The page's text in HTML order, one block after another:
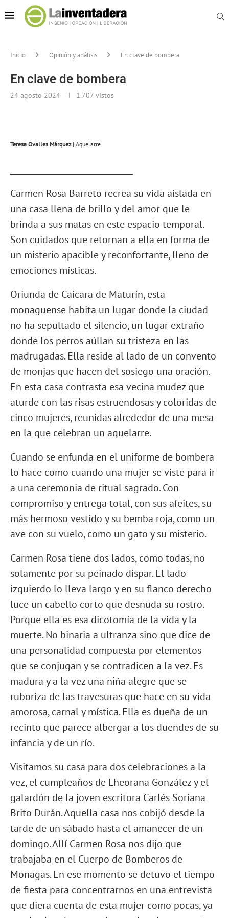
Inicio Opinión y análisis En clave de bombera
En clave de bombera
24 agosto 2024 1.707 vistos
Teresa Ovalles Márquez| Aquelarre
Carmen Rosa Barreto recrea su vida aislada en
una casa llena de brillo y del amor que le
brinda a sus matas en este espacio temporal.
Son cuidados que retornan a ella en forma de
un misterio apacible y reconfortante, lleno de
emociones místicas.
Oriunda de Caicara de Maturín, esta
monaguense habita un lugar donde la ciudad
no ha sepultado el silencio, un lugar extraño
donde los perros aúllan su tristeza en las
madrugadas. Ella reside al lado de un convento
de monjas que hacen del sosiego una oración.
En esta casa contrasta esa vecina mudez que
aturde con las risas estruendosas y coloridas de
cinco mujeres, reunidas alrededor de una mesa
en la que celebran un aquelarre.
Cuando se enfunda en el uniforme de bombera
lo hace como cuando una mujer se viste para ir
a una ceremonia de ritual sagrado. Con
compromiso y entrega total, con sus afeites, su
más hermoso vestido y su bemba roja, como un
ave con su vuelo, como un gato y su misterio.
Carmen Rosa tiene dos lados, como todas, no
solamente por su peinado dispar. El lado
izquierdo lo lleva largo y en su flanco derecho
luce un cabello corto que desnuda su rostro.
Porque ella es esa dicotomía de la vida y la
muerte. No binaria a ultranza sino que dice de
una personalidad compuesta por elementos
que se conjugan y se contradicen a la vez. Es
madura y a la vez una niña alegre que se
ruboriza de las travesuras que hace en su vida
amorosa, carnal y mística. Ella es dueña de un
recinto que parece albergar a los duendes de su
infancia y de un río.
Visitamos su casa para dos celebraciones a la
vez, el cumpleaños de Lheorana González y el
galardón de la joven escritora Carlés Soriana
Brito Durán. Aquella casa nos cobijó desde la
tarde de un sábado hasta el amanecer de un
domingo. Allí Carmen Rosa nos dijo que
trabajaba en el Cuerpo de Bomberos de
Monagas. En ese momento se detuvo el tiempo
de fiesta para concentrarnos en una entrevista
que diera cuenta de esta mujer como pocas, ya